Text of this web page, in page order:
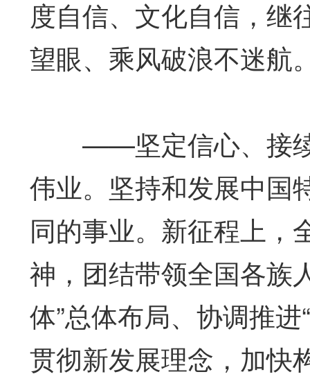
度自信、文化自信，继
望眼、乘风破浪不迷航
——坚定信心、接续
伟业。坚持和发展中国
同的事业。新征程上，
神，团结带领全国各族
体”总体布局、协调推
贯彻新发展理念，加快